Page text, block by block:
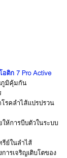
อติก 7 Pro Active
ภูมิคุ้มกัน
รคลำไส้แปรปรวน
ห้การบีบตัวในระบบ
ย์ในลำไส้
ารเจริญเติบโตของ